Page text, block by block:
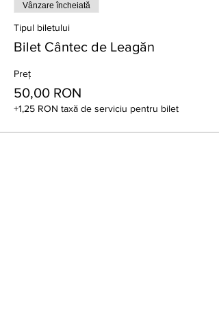
Vânzare încheiată
Tipul biletului
Bilet Cântec de Leagăn
Preț
50,00 RON
+1,25 RON taxă de serviciu pentru bilet